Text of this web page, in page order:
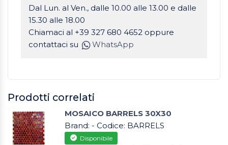
Dal Lun. al Ven., dalle 10.00 alle 13.00 e dalle
15.30 alle 18.00
Chiamaci al +39 327 680 4652 oppure
contattaci su
WhatsApp
Prodotti correlati
MOSAICO BARRELS 30X30
Brand: - Codice: BARRELS
Disponibile